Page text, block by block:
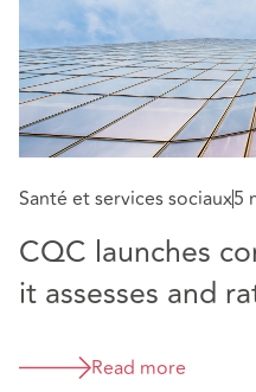
Santé et services sociaux5
CQC launches
it assesses and
Read more